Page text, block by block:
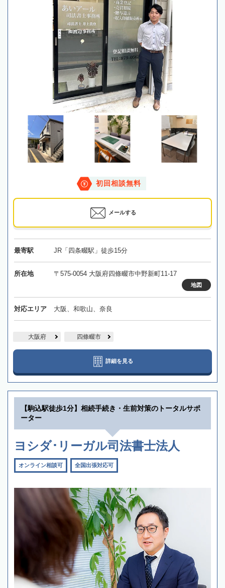
初回相談無料
メールする
最寄駅 JR「四条畷駅」徒歩15分
所在地 〒575-0054 大阪府四條畷市中野新町11-17
地図
対応エリア 大阪、和歌山、奈良
大阪府 四條畷市
詳細を見る
【駒込駅徒歩1分】相続手続き・生前対策のトータルサポ
ーター
ヨシダ･リーガル司法書士法人
オンライン相談可 全国出張対応可